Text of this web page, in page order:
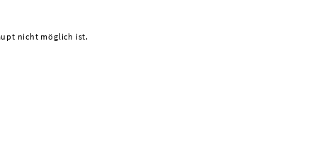
nicht möglich ist.